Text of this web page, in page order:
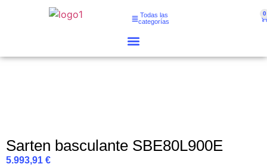
Todas las
categorías
0
Sarten basculante SBE80L900E
5.993,91 €